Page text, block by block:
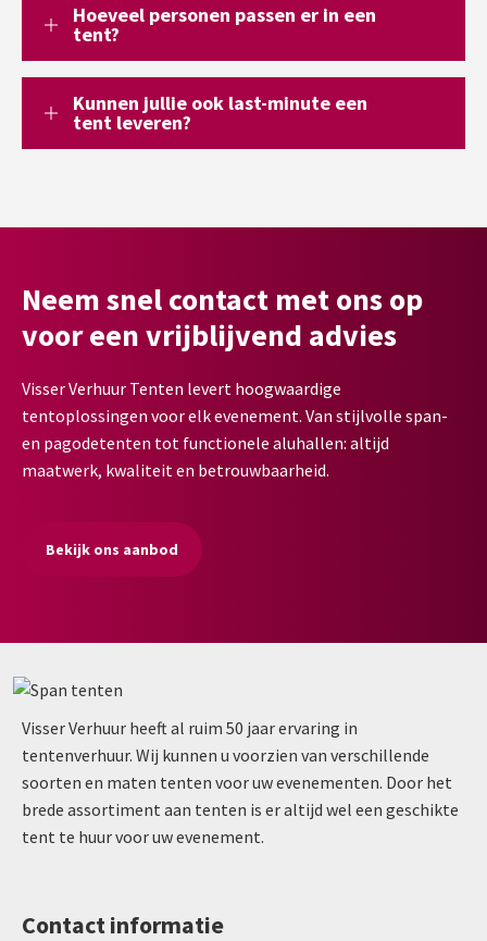
Hoeveel personen passen er in een
tent?
Kunnen jullie ook last-minute een
tent leveren?
Neem snel contact met ons op
voor een vrijblijvend advies
Visser Verhuur Tenten levert hoogwaardige
tentoplossingen voor elk evenement. Van stijlvolle span-
en pagodetenten tot functionele aluhallen: altijd
maatwerk, kwaliteit en betrouwbaarheid.
Bekijk ons aanbod
Visser Verhuur heeft al ruim 50 jaar ervaring in
tentenverhuur. Wij kunnen u voorzien van verschillende
soorten en maten tenten voor uw evenementen. Door het
brede assortiment aan tenten is er altijd wel een geschikte
tent te huur voor uw evenement.
Contact informatie